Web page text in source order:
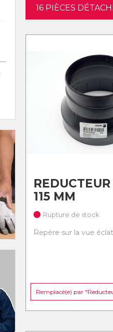
16 PIÈCES
115 MM
Rupture de stock
Repère sur la vue
Remplacé(e) par